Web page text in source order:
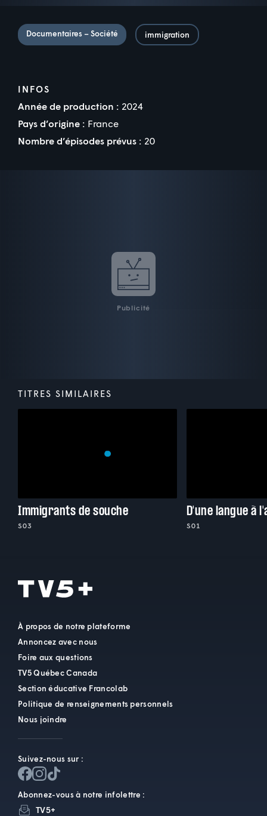
Documentaires – Société immigration
INFOS
Année de production : 2024
Pays d’origine : France
Nombre d’épisodes prévus : 20
Publicité
TITRES SIMILAIRES
Immigrants de souche
S03
D'une langue à
S01
À propos de notre plateforme
Annoncez avec nous
Foire aux questions
TV5 Québec Canada
Section éducative Francolab
Politique de renseignements personnels
Nous joindre
Suivez-nous sur :
Abonnez-vous à notre infolettre :
TV5+